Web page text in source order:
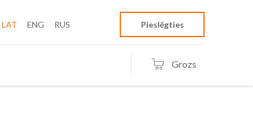
LAT ENG RUS Pieslēgties
Grozs